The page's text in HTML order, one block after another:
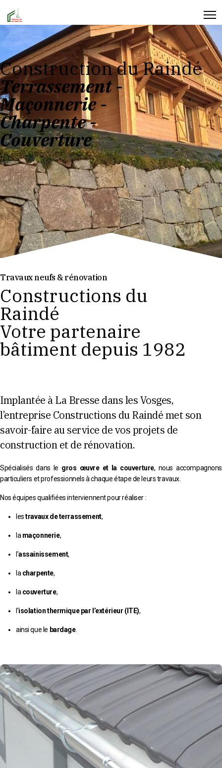
Construction du Raindé
Terrassement -
Maçonnerie -
Charpente -
Couverture
Travaux neufs & rénovation
Constructions du
Raindé
Votre partenaire
bâtiment depuis 1982
Implantée à La Bresse dans les Vosges,
l’entreprise Constructions du Raindé met son
savoir-faire au service de vos projets de
construction et de rénovation.
Spécialisés dans le gros œuvre et la couverture, nous accompagnons
particuliers et professionnels à chaque étape de leurs travaux.
Nos équipes qualifiées interviennent pour réaliser :
lestravaux de terrassement,
la maçonnerie,
l’assainissement,
la charpente,
la couverture,
l’isolation thermique par l’extérieur (ITE),
ainsi que le bardage.